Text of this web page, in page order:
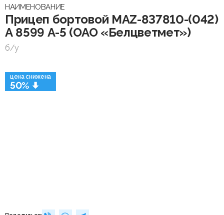
цена снижена
50%
НАИМЕНОВАНИЕ
Прицеп бортовой MAZ-837810-(042)
А 8599 А-5 (ОАО «Белцветмет»)
б/у